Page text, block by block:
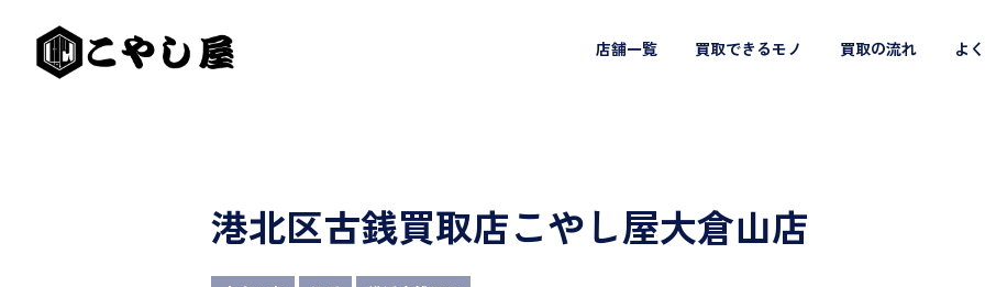
店舗一覧 買取できるモノ 買取の流れ よ
港北区古銭買取店こやし屋大倉山店